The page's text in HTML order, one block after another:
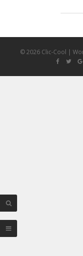
© 2026 Clic-Cool |
Facebook